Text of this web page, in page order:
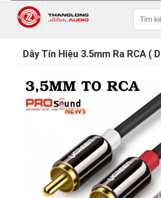
Dây Tín Hiệu 3.5mm Ra RCA (